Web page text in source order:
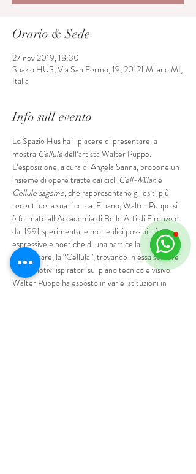
Orario & Sede
27 nov 2019, 18:30
Spazio HUS, Via San Fermo, 19, 20121 Milano MI,
Italia
Info sull'evento
Lo Spazio Hus ha il piacere di presentare la
mostra Cellule dell’artista Walter Puppo.
L’esposizione, a cura di Angela Sanna, propone un
insieme di opere tratte dai cicli Cell-Milan e
Cellule sagome, che rappresentano gli esiti più
recenti della sua ricerca. Elbano, Walter Puppo si
è formato all’Accademia di Belle Arti di Firenze e
dal 1991 sperimenta le molteplici possibilità
espressive e poetiche di una particella
elementare, la “Cellula”, trovando in essa sempre
nuovi motivi ispiratori sul piano tecnico e visivo.
Walter Puppo ha esposto in varie istituzioni in